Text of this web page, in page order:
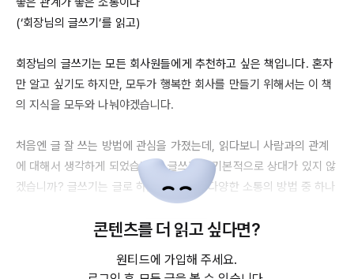
(‘회장님의 글쓰기’를 읽고)
회장님의 글쓰기는 모든 회사원들에게 추천하고 싶은 책입니다. 혼자
만 알고 싶기도 하지만, 모두가 행복한 회사를 만들기 위해서는 이 책
의 지식을 모두와 나눠야겠습니다.
처음엔 글 잘 쓰는 방법에 관심을 가졌는데, 읽다보니 사람과의 관계
에 대해서 생각하게 되었습니다. 글쓰기는 기본적으로 상대가 있지 않
겠습니까? 글쓰기는 글로 하는 소통이고, 다양한 소통의 방법 중 하나
일 뿐입니다. 글을 잘 쓰는 것보다 중요한 것이 상대와 소통하는 것입
니다. 결국, 소통을 통해 상대와의 좋은 관계를 만들어 가는 것이 핵심
콘텐츠를 더 읽고 싶다면?
원티드에 가입해 주세요.